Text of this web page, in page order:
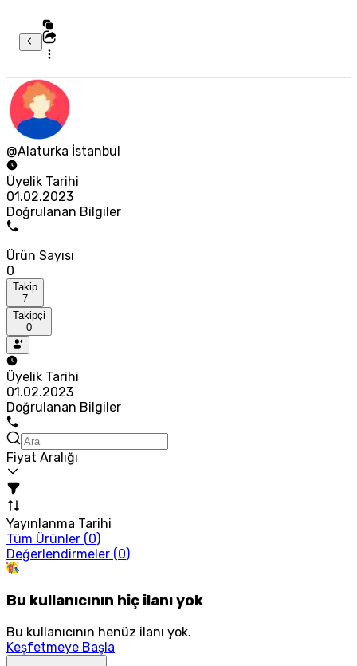
@Alaturka İstanbul
Üyelik Tarihi
01.02.2023
Doğrulanan Bilgiler
Ürün Sayısı
0
Takip
7
Takipçi
0
Üyelik Tarihi
01.02.2023
Doğrulanan Bilgiler
Fiyat Aralığı
Yayınlanma Tarihi
Tüm Ürünler (0)
Değerlendirmeler (0)
Bu kullanıcının hiç ilanı yok
Bu kullanıcının henüz ilanı yok.
Keşfetmeye Başla